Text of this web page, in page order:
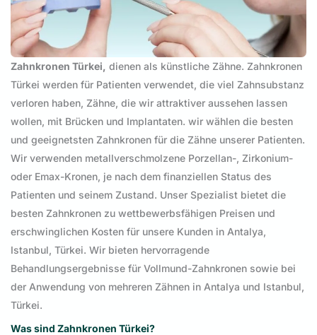
Zahnkronen Türkei, dienen als künstliche Zähne. Zahnkronen
Türkei werden für Patienten verwendet, die viel Zahnsubstanz
verloren haben, Zähne, die wir attraktiver aussehen lassen
wollen, mit Brücken und Implantaten. wir wählen die besten
und geeignetsten Zahnkronen für die Zähne unserer Patienten.
Wir verwenden metallverschmolzene Porzellan-, Zirkonium-
oder Emax-Kronen, je nach dem finanziellen Status des
Patienten und seinem Zustand. Unser Spezialist bietet die
besten Zahnkronen zu wettbewerbsfähigen Preisen und
erschwinglichen Kosten für unsere Kunden in Antalya,
Istanbul, Türkei. Wir bieten hervorragende
Behandlungsergebnisse für Vollmund-Zahnkronen sowie bei
der Anwendung von mehreren Zähnen in Antalya und Istanbul,
Türkei.
Was sind Zahnkronen Türkei?